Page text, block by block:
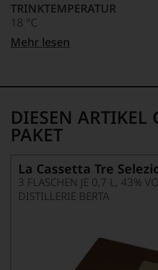
auch
und
gerade
mit
Medaillen
Weinjournalisten
oder
Fachpublikationen
unseren
Aussendungen
oder
TRINKTEMPERATUR
18 °C
ALKOHOLGEHALT
Mehr lesen
DIESEN ARTIKEL
PAKET
La Cassetta Tre
3 FLASCHEN JE 0,7 L, 43%
DISTILLERIE BERTA